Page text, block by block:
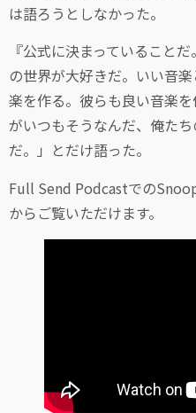
は語ろうとしなかった。
『公式に決まっていること
の世界が大好きだ。いい音
楽を作る。彼らも良い音楽
がいつもそうなんだ、俺た
だ。」とだけ語った。
Full Send Podcastでの
からご覧いただけます。